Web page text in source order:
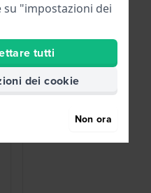
su "impostazioni dei
tutti
dei cookie
Non ora